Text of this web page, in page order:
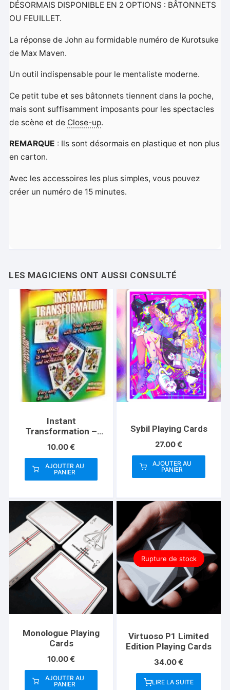
DÉSORMAIS DISPONIBLE EN 2 OPTIONS : BÂTONNETS
OU FEUILLET.
La réponse de John au formidable numéro de Kurotsuke
de Max Maven.
Un outil indispensable pour le mentaliste moderne.
Ce petit tube et ses bâtonnets tiennent dans la poche,
mais sont suffisamment imposants pour les spectacles
de scène et de Close-up.
REMARQUE : Ils sont désormais en plastique et non plus
en carton.
Avec les accessoires les plus simples, vous pouvez
créer un numéro de 15 minutes.
Instant
Transformation –
Standard
10.00€
AJOUTER AU
PANIER
Sybil Playing Cards
27.00€
AJOUTER AU
PANIER
Monologue Playing
Cards
10.00€
AJOUTER AU
PANIER
Rupture de stock
Virtuoso P1 Limited
Edition Playing Cards
34.00€
LIRE LA SUITE